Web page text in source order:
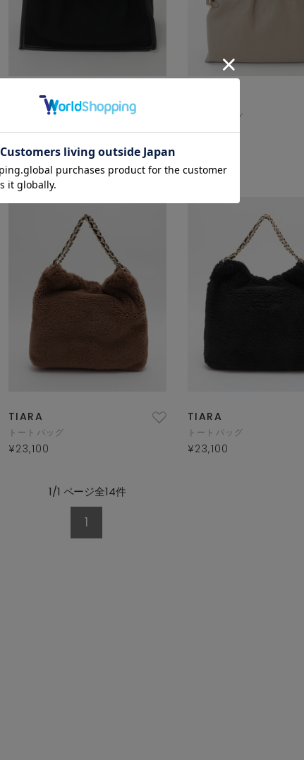
TIARA
トートバッグ
¥29,700
トートバッグ
¥38,500
TIARA
トートバッグ
¥23,100
TIARA
トートバッグ
¥23,100
1/1 ページ全14件
1